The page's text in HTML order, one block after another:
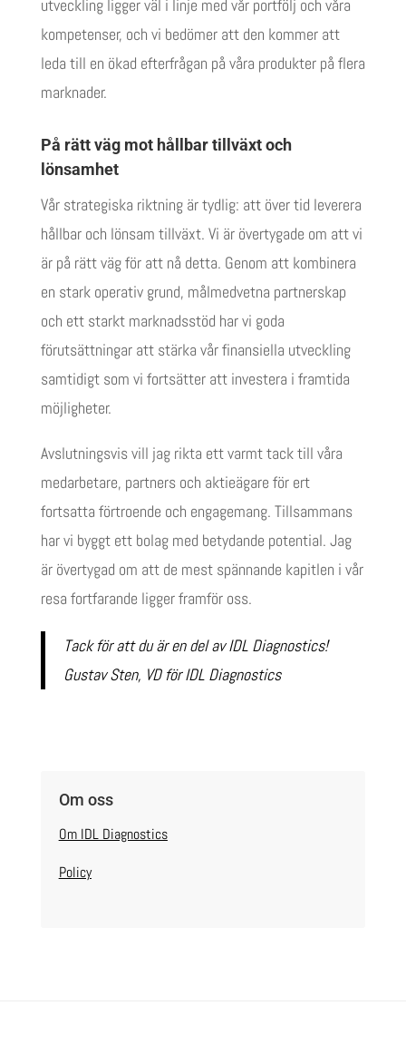
utveckling ligger väl i linje med vår portfölj och våra
kompetenser, och vi bedömer att den kommer att
leda till en ökad efterfrågan på våra produkter på flera
marknader.
På rätt väg mot hållbar tillväxt och
lönsamhet
Vår strategiska riktning är tydlig: att över tid leverera
hållbar och lönsam tillväxt. Vi är övertygade om att vi
är på rätt väg för att nå detta. Genom att kombinera
en stark operativ grund, målmedvetna partnerskap
och ett starkt marknadsstöd har vi goda
förutsättningar att stärka vår finansiella utveckling
samtidigt som vi fortsätter att investera i framtida
möjligheter.
Avslutningsvis vill jag rikta ett varmt tack till våra
medarbetare, partners och aktieägare för ert
fortsatta förtroende och engagemang. Tillsammans
har vi byggt ett bolag med betydande potential. Jag
är övertygad om att de mest spännande kapitlen i vår
resa fortfarande ligger framför oss.
Tack för att du är en del av IDL Diagnostics!
Gustav Sten, VD för IDL Diagnostics
Om oss
Om IDL Diagnostics
Policy